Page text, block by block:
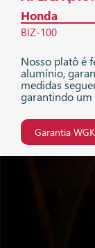
Honda
BIZ-100
Nosso platô é
alumínio,
medidas
garantindo um
Garantia WGK